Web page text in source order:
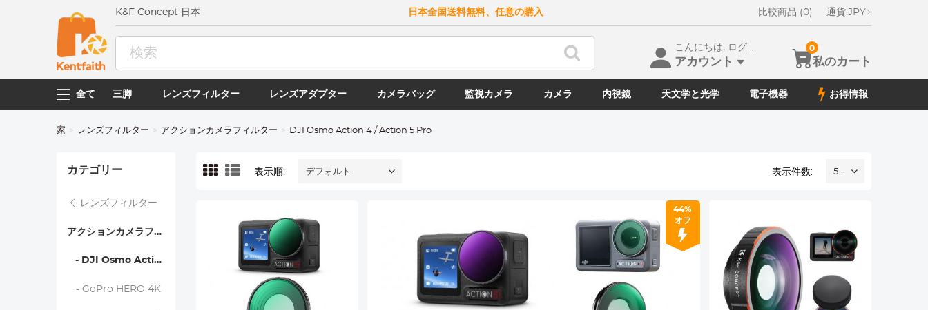
K&F Concept 日本 日本全国送料無料、任意の購入 比較商品 (0) 通貨:JPY
こんにちは, ログイン
アカウント 私のカート
0
全て 三脚 レンズフィルター レンズアダプター カメラバッグ 監視カメラ カメラ 内視鏡 天文学と光学 電子機器 お得情報
家 レンズフィルター アクションカメラフィルター DJI Osmo Action 4 / Action 5 Pro
カテゴリー
レンズフィルター
アクションカメラフィルター
- DJI Osmo Action 4 / Action 5 Pro
- GoPro HERO 4K
表示順: デフォルト 表示件数: 52
44%
オフ